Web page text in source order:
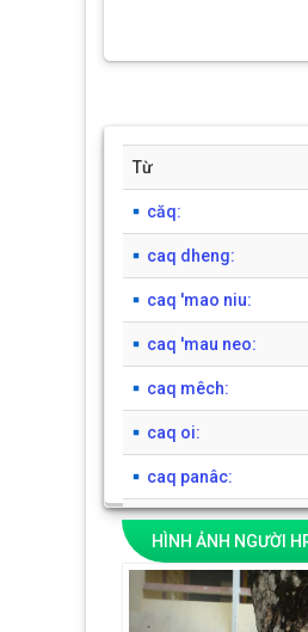
Từ
căq:
caq dheng:
caq 'mao niu:
caq 'mau neo:
caq mêch:
caq oi:
caq panâc:
caq poa:
cat:
HÌNH ẢNH NGƯỜI
Previous